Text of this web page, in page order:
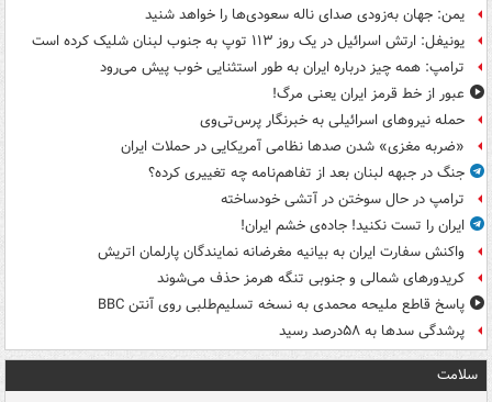
یمن: جهان به‌زودی صدای ناله سعودی‌ها را خواهد شنید
یونیفل: ارتش اسرائیل در یک روز ۱۱۳ توپ به جنوب لبنان شلیک کرده است
ترامپ: همه چیز درباره ایران به طور استثنایی خوب پیش می‌رود
عبور از خط قرمز ایران یعنی مرگ!
حمله نیروهای اسرائیلی به خبرنگار پرس‌تی‌وی
«ضربه مغزی» شدن صدها نظامی آمریکایی در حملات ایران
جنگ در جبهه لبنان بعد از تفاهم‌نامه چه تغییری کرده؟
ترامپ در حال سوختن در آتشی خودساخته
ایران را تست نکنید! جاده‌ی خشم ایران!
واکنش سفارت ایران به بیانیه مغرضانه نمایندگان پارلمان اتریش
کریدورهای شمالی و جنوبی تنگه هرمز حذف می‌شوند
پاسخ قاطع ملیحه محمدی به نسخه تسلیم‌طلبی روی آنتن BBC
پرشدگی سدها به ۵۸درصد رسید
سلامت